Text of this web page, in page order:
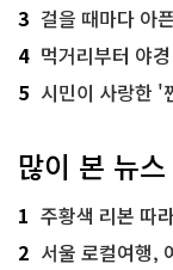
3 걸을 때마다 아픈
4 먹거리부터 야
5 시민이 사랑한 '
많이 본 뉴스
1 주황색 리본 따라
2 서울 로컬여행,